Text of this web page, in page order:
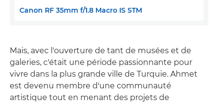
Canon RF 35mm f/1.8 Macro IS STM
Mais, avec l'ouverture de tant de musées et de
galeries, c'était une période passionnante pour
vivre dans la plus grande ville de Turquie. Ahmet
est devenu membre d'une communauté
artistique tout en menant des projets de